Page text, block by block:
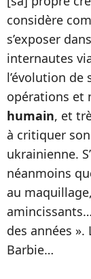
considère
s’exposer
internautes
l’évolution de
opérations et
humain, et
à critiquer
ukrainienne.
néanmoins
au
des années
Barbie…